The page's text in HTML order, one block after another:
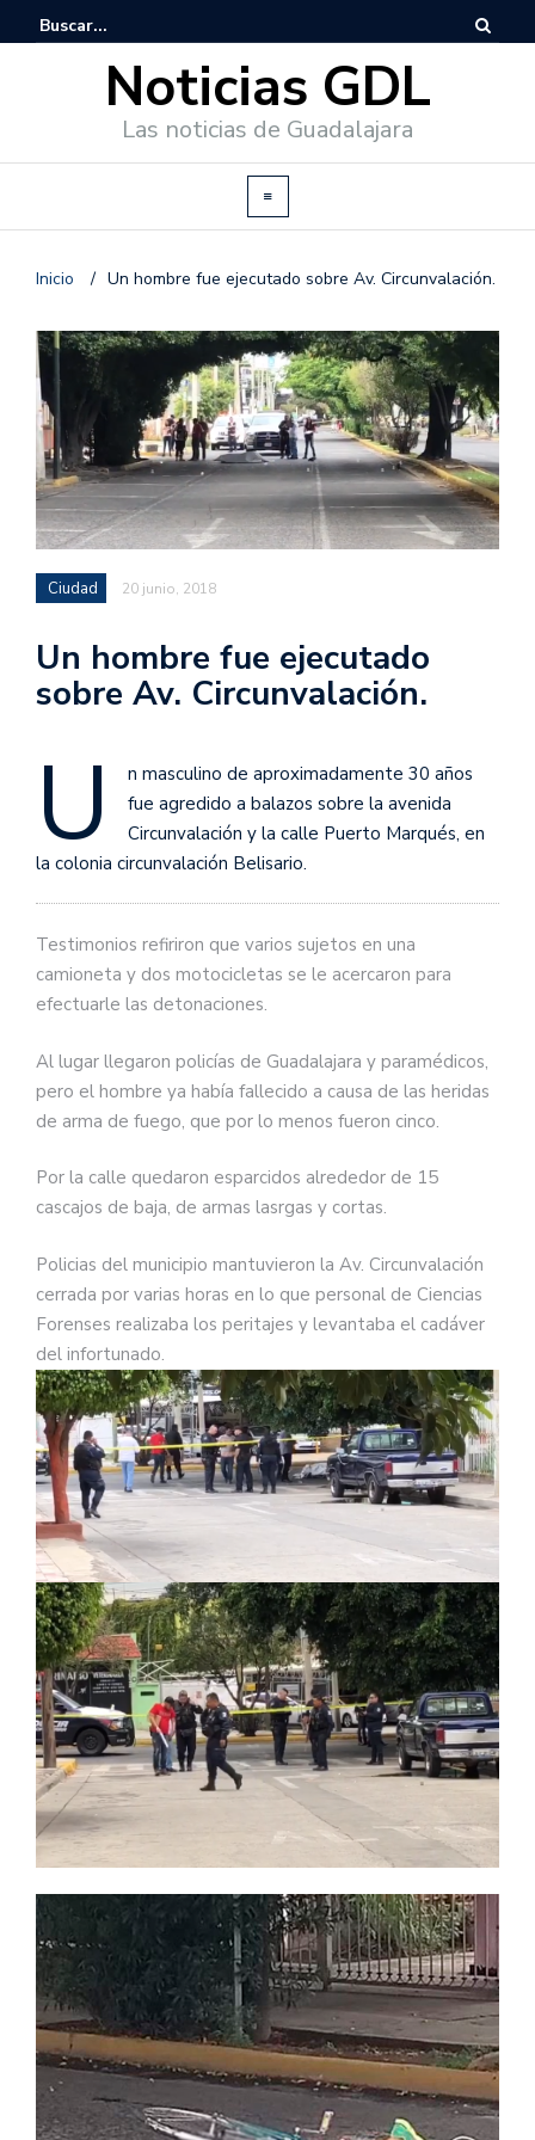
Noticias GDL
Las noticias de Guadalajara
Inicio / Un hombre fue ejecutado sobre Av. Circunvalación.
Ciudad 20 junio, 2018
Un hombre fue ejecutado
sobre Av. Circunvalación.
U
n masculino de aproximadamente 30 años
fue agredido a balazos sobre la avenida
Circunvalación y la calle Puerto Marqués, en
la colonia circunvalación Belisario.
Testimonios refiriron que varios sujetos en una
camioneta y dos motocicletas se le acercaron para
efectuarle las detonaciones.
Al lugar llegaron policías de Guadalajara y paramédicos,
pero el hombre ya había fallecido a causa de las heridas
de arma de fuego, que por lo menos fueron cinco.
Por la calle quedaron esparcidos alrededor de 15
cascajos de baja, de armas lasrgas y cortas.
Policias del municipio mantuvieron la Av. Circunvalación
cerrada por varias horas en lo que personal de Ciencias
Forenses realizaba los peritajes y levantaba el cadáver
del infortunado.